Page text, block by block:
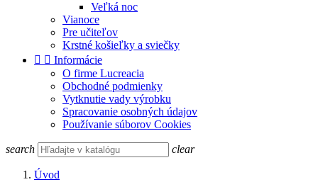
Veľká noc
Vianoce
Pre učiteľov
Krstné košieľky a sviečky
  Informácie
O firme Lucreacia
Obchodné podmienky
Vytknutie vady výrobku
Spracovanie osobných údajov
Používanie súborov Cookies
search clear
Úvod